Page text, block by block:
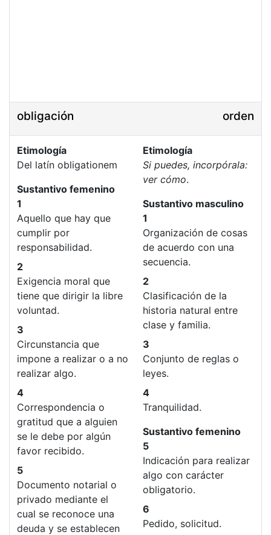
obligación orden
Etimología
Del latín obligationem
Sustantivo femenino
1
Aquello que hay que
cumplir por
responsabilidad.
2
Exigencia moral que
tiene que dirigir la libre
voluntad.
3
Circunstancia que
impone a realizar o a no
realizar algo.
4
Correspondencia o
gratitud que a alguien
se le debe por algún
favor recibido.
5
Documento notarial o
privado mediante el
cual se reconoce una
deuda y se establecen
Etimología
Si puedes, incorpórala:
ver cómo.
Sustantivo masculino
1
Organización de cosas
de acuerdo con una
secuencia.
2
Clasificación de la
historia natural entre
clase y familia.
3
Conjunto de reglas o
leyes.
4
Tranquilidad.
Sustantivo femenino
5
Indicación para realizar
algo con carácter
obligatorio.
6
Pedido, solicitud.